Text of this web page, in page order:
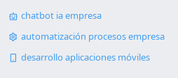
chatbot ia empresa
automatización procesos empresa
desarrollo aplicaciones móviles